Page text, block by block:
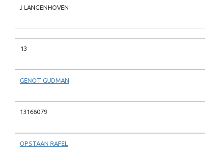
J LANGENHOVEN
13
GENOT GUDMAN
13166079
OPSTAAN RAFEL